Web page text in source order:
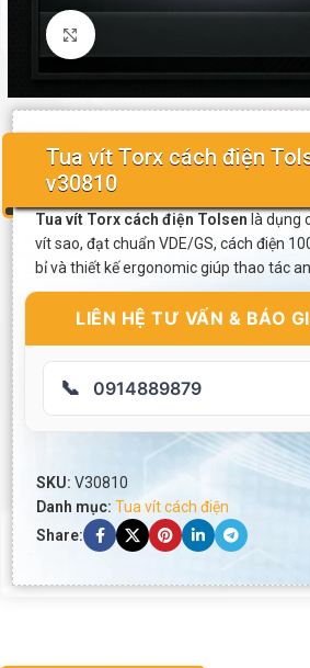
Click to enlarge
Tua vít Torx cách điện
v30810
Tua vít Torx cách điện Tolsen là dụng
vít sao, đạt chuẩn VDE/GS, cách điện
bỉ và thiết kế ergonomic giúp thao tác
LIÊN HỆ TƯ VẤN & BÁO
📞 0914889879
SKU: V30810
Danh mục: Tua vít cách điện
Share: